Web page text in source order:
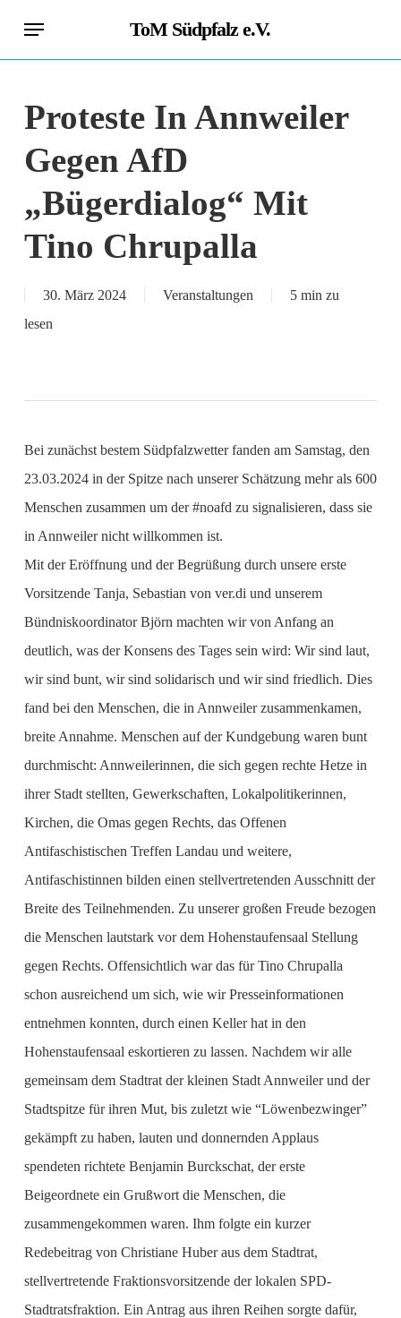
ToM Südpfalz e.V.
Menu
Proteste In Annweiler
Gegen AfD
„Bügerdialog“ Mit
Tino Chrupalla
30. März 2024 Veranstaltungen
5 min zu
lesen
Bei zunächst bestem Südpfalzwetter fanden am Samstag, den
23.03.2024 in der Spitze nach unserer Schätzung mehr als 600
Menschen zusammen um der #noafd zu signalisieren, dass sie
in Annweiler nicht willkommen ist.
Mit der Eröffnung und der Begrüßung durch unsere erste
Vorsitzende Tanja, Sebastian von ver.di und unserem
Bündniskoordinator Björn machten wir von Anfang an
deutlich, was der Konsens des Tages sein wird: Wir sind laut,
wir sind bunt, wir sind solidarisch und wir sind friedlich. Dies
fand bei den Menschen, die in Annweiler zusammenkamen,
breite Annahme. Menschen auf der Kundgebung waren bunt
durchmischt: Annweilerinnen, die sich gegen rechte Hetze in
ihrer Stadt stellten, Gewerkschaften, Lokalpolitikerinnen,
Kirchen, die Omas gegen Rechts, das Offenen
Antifaschistischen Treffen Landau und weitere,
Antifaschistinnen bilden einen stellvertretenden Ausschnitt der
Breite des Teilnehmenden. Zu unserer großen Freude bezogen
die Menschen lautstark vor dem Hohenstaufensaal Stellung
gegen Rechts. Offensichtlich war das für Tino Chrupalla
schon ausreichend um sich, wie wir Presseinformationen
entnehmen konnten, durch einen Keller hat in den
Hohenstaufensaal eskortieren zu lassen. Nachdem wir alle
gemeinsam dem Stadtrat der kleinen Stadt Annweiler und der
Stadtspitze für ihren Mut, bis zuletzt wie “Löwenbezwinger”
gekämpft zu haben, lauten und donnernden Applaus
spendeten richtete Benjamin Burckschat, der erste
Beigeordnete ein Grußwort die Menschen, die
zusammengekommen waren. Ihm folgte ein kurzer
Redebeitrag von Christiane Huber aus dem Stadtrat,
stellvertretende Fraktionsvorsitzende der lokalen SPD-
Stadtratsfraktion. Ein Antrag aus ihren Reihen sorgte dafür,